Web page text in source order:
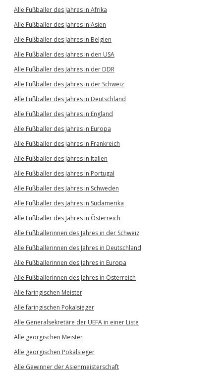
Alle Fußballer des Jahres in Afrika
Alle Fußballer des Jahres in Asien
Alle Fußballer des Jahres in Belgien
Alle Fußballer des Jahres in den USA
Alle Fußballer des Jahres in der DDR
Alle Fußballer des Jahres in der Schweiz
Alle Fußballer des Jahres in Deutschland
Alle Fußballer des Jahres in England
Alle Fußballer des Jahres in Europa
Alle Fußballer des Jahres in Frankreich
Alle Fußballer des Jahres in Italien
Alle Fußballer des Jahres in Portugal
Alle Fußballer des Jahres in Schweden
Alle Fußballer des Jahres in Südamerika
Alle Fußballer des Jahres in Österreich
Alle Fußballerinnen des Jahres in der Schweiz
Alle Fußballerinnen des Jahres in Deutschland
Alle Fußballerinnen des Jahres in Europa
Alle Fußballerinnen des Jahres in Österreich
Alle färingischen Meister
Alle färingischen Pokalsieger
Alle Generalsekretäre der UEFA in einer Liste
Alle georgischen Meister
Alle georgischen Pokalsieger
Alle Gewinner der Asienmeisterschaft